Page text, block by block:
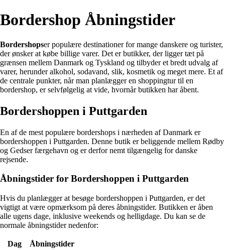
Bordershop Åbningstider
Bordershopser populære destinationer for mange danskere og turister,
der ønsker at købe billige varer. Det er butikker, der ligger tæt på
grænsen mellem Danmark og Tyskland og tilbyder et bredt udvalg af
varer, herunder alkohol, sodavand, slik, kosmetik og meget mere. Et af
de centrale punkter, når man planlægger en shoppingtur til en
bordershop, er selvfølgelig at vide, hvornår butikken har åbent.
Bordershoppen i Puttgarden
En af de mest populære bordershops i nærheden af Danmark er
bordershoppen i Puttgarden. Denne butik er beliggende mellem Rødby
og Gedser færgehavn og er derfor nemt tilgængelig for danske
rejsende.
Åbningstider for Bordershoppen i Puttgarden
Hvis du planlægger at besøge bordershoppen i Puttgarden, er det
vigtigt at være opmærksom på deres åbningstider. Butikken er åben
alle ugens dage, inklusive weekends og helligdage. Du kan se de
normale åbningstider nedenfor:
Dag
Åbningstider